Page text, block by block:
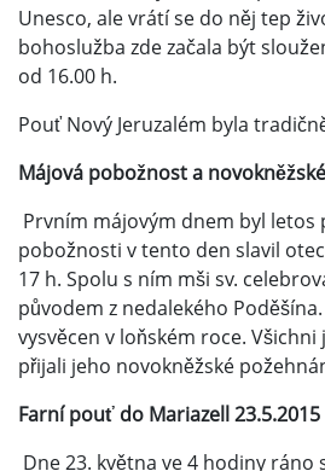
Unesco, ale vrátí se do něj tep
bohoslužba zde začala být
od 16.00 h.
Pouť Nový Jeruzalém byla
Májová pobožnost a
Prvním májovým dnem byl letos
pobožnosti v tento den slavil
17 h. Spolu s ním mši sv.
původem z nedalekého
vysvěcen v loňském roce.
přijali jeho novokněžské
Farní pouť do Mariazell 23.5.2015
Dne 23. května ve 4 hodiny ráno